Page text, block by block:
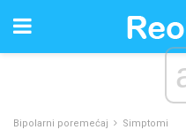
Bipolarni poremećaj Simptomi